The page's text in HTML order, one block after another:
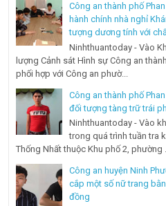
Công an thành phố
hành chính nhà nghỉ
tượng dương tính với
Ninhthuantoday - Vào
lượng Cảnh sát Hình sự Công an
phối hợp với Công an phườ...
Công an thành phố
đối tượng tàng trữ trái
Ninhthuantoday - Vào
trong quá trình tuần tra
Thống Nhất thuộc Khu phố 2, phường
Công an huyện Ninh
cắp một số nữ trang
đồng